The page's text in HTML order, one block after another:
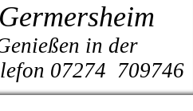
in der
07274 709746